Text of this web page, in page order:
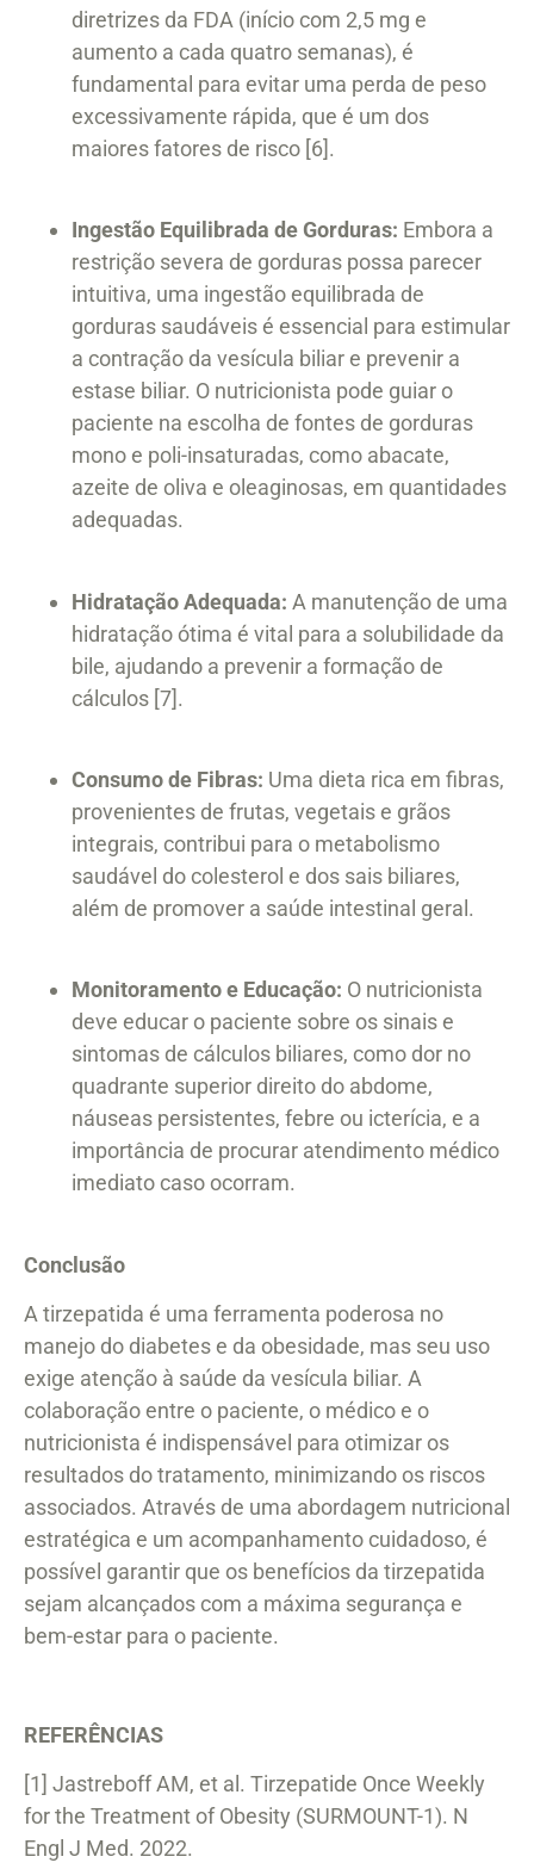
diretrizes da FDA (início com 2,5 mg e
aumento a cada quatro semanas), é
fundamental para evitar uma perda de peso
excessivamente rápida, que é um dos
maiores fatores de risco [6].
Ingestão Equilibrada de Gorduras: Embora a
restrição severa de gorduras possa parecer
intuitiva, uma ingestão equilibrada de
gorduras saudáveis é essencial para estimular
a contração da vesícula biliar e prevenir a
estase biliar. O nutricionista pode guiar o
paciente na escolha de fontes de gorduras
mono e poli-insaturadas, como abacate,
azeite de oliva e oleaginosas, em quantidades
adequadas.
Hidratação Adequada: A manutenção de uma
hidratação ótima é vital para a solubilidade da
bile, ajudando a prevenir a formação de
cálculos [7].
Consumo de Fibras: Uma dieta rica em fibras,
provenientes de frutas, vegetais e grãos
integrais, contribui para o metabolismo
saudável do colesterol e dos sais biliares,
além de promover a saúde intestinal geral.
Monitoramento e Educação: O nutricionista
deve educar o paciente sobre os sinais e
sintomas de cálculos biliares, como dor no
quadrante superior direito do abdome,
náuseas persistentes, febre ou icterícia, e a
importância de procurar atendimento médico
imediato caso ocorram.
Conclusão
A tirzepatida é uma ferramenta poderosa no
manejo do diabetes e da obesidade, mas seu uso
exige atenção à saúde da vesícula biliar. A
colaboração entre o paciente, o médico e o
nutricionista é indispensável para otimizar os
resultados do tratamento, minimizando os riscos
associados. Através de uma abordagem nutricional
estratégica e um acompanhamento cuidadoso, é
possível garantir que os benefícios da tirzepatida
sejam alcançados com a máxima segurança e
bem-estar para o paciente.
REFERÊNCIAS
[1] Jastreboff AM, et al. Tirzepatide Once Weekly
for the Treatment of Obesity (SURMOUNT-1). N
Engl J Med. 2022.